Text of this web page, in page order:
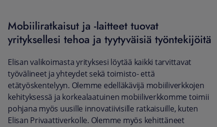
Mobiiliratkaisut ja -laitteet tuovat
yrityksellesi tehoa ja tyytyväisiä työntekijöitä
Elisan valikoimasta yrityksesi löytää kaikki tarvittavat
työvälineet ja yhteydet sekä toimisto- että
etätyöskentelyyn. Olemme edelläkävijä mobiiliverkkojen
kehityksessä ja korkealaatuinen mobiiliverkkomme toimii
pohjana myös uusille innovatiivisille ratkaisuille, kuten
Elisan Privaattiverkolle. Olemme myös kehittäneet